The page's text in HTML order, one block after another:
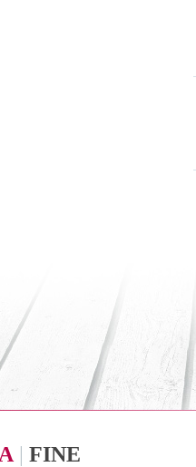
| FINE